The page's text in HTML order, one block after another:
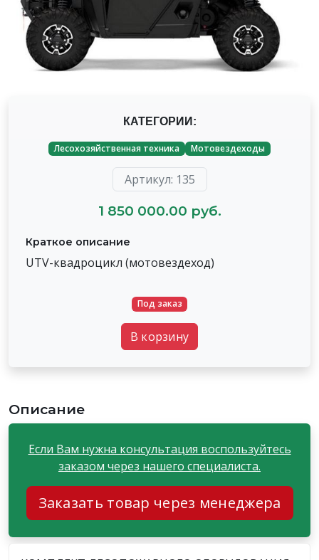
КАТЕГОРИИ:
Лесохозяйственная техника Мотовездеходы
Артикул: 135
1 850 000.00 руб.
Краткое описание
UTV-квадроцикл (мотовездеход)
Под заказ
В корзину
Описание
Если Вам нужна консультация воспользуйтесь
заказом через нашего специалиста.
Заказать товар через менеджера